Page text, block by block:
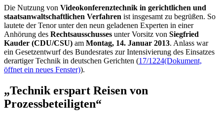
Die Nutzung von Videokonferenztechnik in gerichtlichen und
staatsanwaltschaftlichen Verfahren ist insgesamt zu begrüßen. So
lautete der Tenor unter den neun geladenen Experten in einer
Anhörung des Rechtsausschusses unter Vorsitz von Siegfried
Kauder (CDU/CSU) am Montag, 14. Januar 2013. Anlass war
ein Gesetzentwurf des Bundesrates zur Intensivierung des Einsatzes
derartiger Technik in deutschen Gerichten (17/1224(Dokument,
öffnet ein neues Fenster)).
„Technik erspart Reisen von
Prozessbeteiligten“